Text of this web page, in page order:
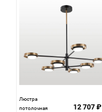
Люстра
потолочная
12 707 ₽